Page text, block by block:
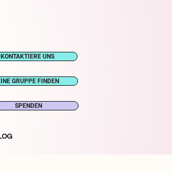
KONTAKTIERE UNS
GRUPPE FINDEN
SPENDEN